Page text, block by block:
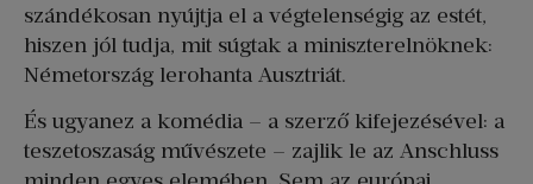
szándékosan nyújtja el a végtelenségig az estét,
hiszen jól tudja, mit súgtak a miniszterelnöknek:
Németország lerohanta Ausztriát.
És ugyanez a komédia – a szerző kifejezésével: a
teszetoszaság művészete – zajlik le az Anschluss